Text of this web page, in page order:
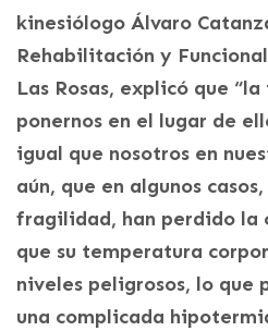
kinesiólogo Álvaro
Rehabilitación y
Las Rosas, explicó que
ponernos en el lugar de
igual que nosotros en
aún, que en algunos
fragilidad, han perdido la
que su temperatura
niveles peligrosos, lo que
una complicada